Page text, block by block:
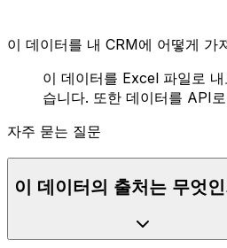
이 데이터를 내 CRM에 어떻게 가
이 데이터를 Excel 파일로
습니다. 또한 데이터를 API
자주 묻는 질문
이 데이터의 출처는 무엇